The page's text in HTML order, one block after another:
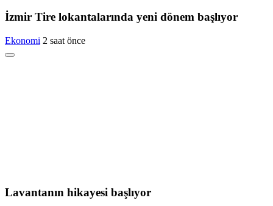
İzmir Tire lokantalarında yeni dönem başlıyor
Ekonomi 2 saat önce
Lavantanın hikayesi başlıyor